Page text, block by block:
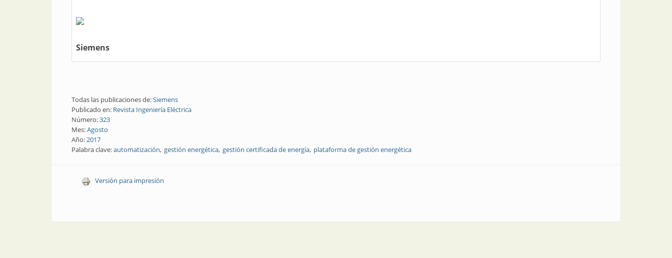
Siemens
Todas las publicaciones de:Siemens
Publicado en: Revista Ingeniería Eléctrica
Número:323
Mes:Agosto
Año:2017
Palabra clave:automatización gestión energética gestión certificada de energía plataforma de gestión energética
Versión para impresión